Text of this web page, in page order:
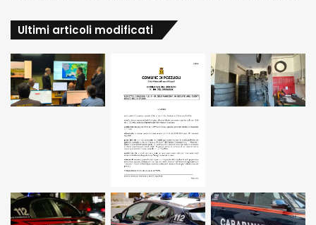
Ultimi articoli modificati